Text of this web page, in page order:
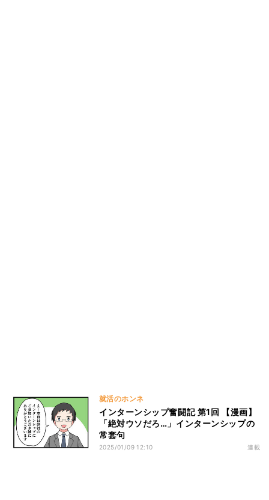
就活のホンネ
インターンシップ奮闘記 第1回 【漫画】
「絶対ウソだろ…」インターンシップの
常套句
2025/01/09 12:10 連載